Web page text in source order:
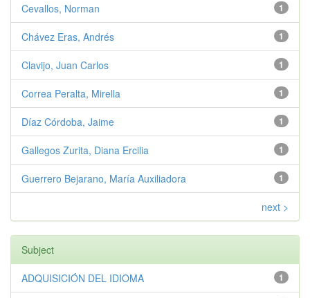
1
Cevallos, Norman
1
Chávez Eras, Andrés
1
Clavijo, Juan Carlos
1
Correa Peralta, Mirella
1
Díaz Córdoba, Jaime
1
Gallegos Zurita, Diana Ercilia
1
Guerrero Bejarano, María Auxiliadora
next >
Subject
1
ADQUISICIÓN DEL IDIOMA